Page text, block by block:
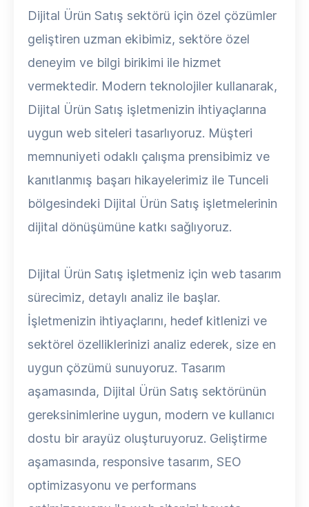
Dijital Ürün Satış sektörü için özel çözümler
geliştiren uzman ekibimiz, sektöre özel
deneyim ve bilgi birikimi ile hizmet
vermektedir. Modern teknolojiler kullanarak,
Dijital Ürün Satış işletmenizin ihtiyaçlarına
uygun web siteleri tasarlıyoruz. Müşteri
memnuniyeti odaklı çalışma prensibimiz ve
kanıtlanmış başarı hikayelerimiz ile Tunceli
bölgesindeki Dijital Ürün Satış işletmelerinin
dijital dönüşümüne katkı sağlıyoruz.
Dijital Ürün Satış işletmeniz için web tasarım
sürecimiz, detaylı analiz ile başlar.
İşletmenizin ihtiyaçlarını, hedef kitlenizi ve
sektörel özelliklerinizi analiz ederek, size en
uygun çözümü sunuyoruz. Tasarım
aşamasında, Dijital Ürün Satış sektörünün
gereksinimlerine uygun, modern ve kullanıcı
dostu bir arayüz oluşturuyoruz. Geliştirme
aşamasında, responsive tasarım, SEO
optimizasyonu ve performans